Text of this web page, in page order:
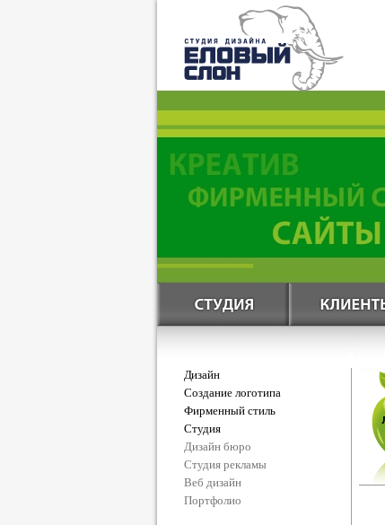
Дизайн
Создание логотипа
Фирменный стиль
Студия
Дизайн бюро
Студия рекламы
Веб дизайн
Портфолио